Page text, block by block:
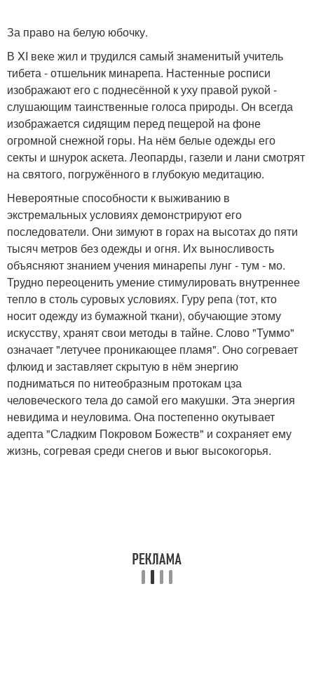
За право на белую юбочку.
В XI веке жил и трудился самый знаменитый учитель
тибета - отшельник минарепа. Настенные росписи
изображают его с поднесённой к уху правой рукой -
слушающим таинственные голоса природы. Он всегда
изображается сидящим перед пещерой на фоне
огромной снежной горы. На нём белые одежды его
секты и шнурок аскета. Леопарды, газели и лани смотрят
на святого, погружённого в глубокую медитацию.
Невероятные способности к выживанию в
экстремальных условиях демонстрируют его
последователи. Они зимуют в горах на высотах до пяти
тысяч метров без одежды и огня. Их выносливость
объясняют знанием учения минарепы лунг - тум - мо.
Трудно переоценить умение стимулировать внутреннее
тепло в столь суровых условиях. Гуру репа (тот, кто
носит одежду из бумажной ткани), обучающие этому
искусству, хранят свои методы в тайне. Слово "Туммо"
означает "летучее проникающее пламя". Оно согревает
флюид и заставляет скрытую в нём энергию
подниматься по нитеобразным протокам цза
человеческого тела до самой его макушки. Эта энергия
невидима и неуловима. Она постепенно окутывает
адепта "Сладким Покровом Божеств" и сохраняет ему
жизнь, согревая среди снегов и вьюг высокогорья.